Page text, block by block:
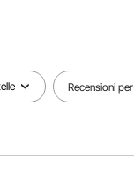
Recensioni